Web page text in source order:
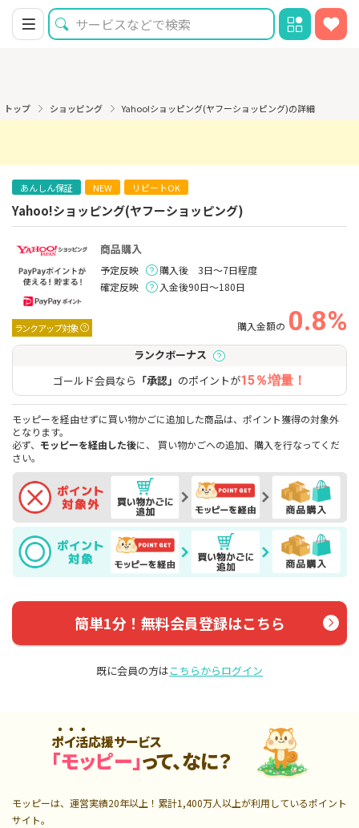
トップ ショッピング Yahoo!ショッピング(ヤフーショッピング)の詳細
あんしん保証 NEW リピートOK
Yahoo!ショッピング(ヤフーショッピング)
ランクアップ対象
商品購入
予定反映
購入後 3日～7日程度
確定反映
入金後90日～180日
購入金額の 0.8%
ランクボーナス
ゴールド会員なら 「承認」 のポイントが15％増量！
モッピーを経由せずに買い物かごに追加した商品は、ポイント獲得の対象外
となります。
必ず、 モッピーを経由した後に、 買い物かごへの追加、購入を行なってくだ
さい。
簡単1分！無料会員登録はこちら
既に会員の方はこちらからログイン
ポイ活応援サービス
「モッピー」って、なに？
モッピーは、運営実績20年以上！累計1,400万人以上が利用しているポイント
サイト。